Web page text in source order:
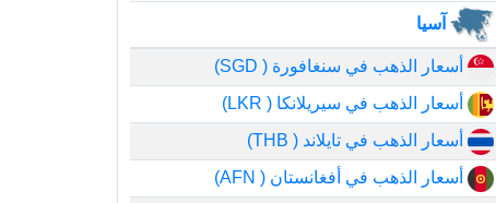
آسيا
أسعار الذهب في سنغافورة ( SGD)
أسعار الذهب في سيريلانكا ( LKR)
أسعار الذهب في تايلاند ( THB)
أسعار الذهب في أفغانستان ( AFN)